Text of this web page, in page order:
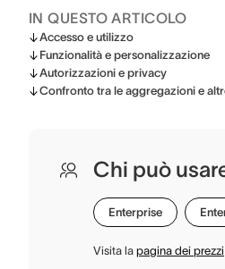
IN QUESTO ARTICOLO
Accesso e utilizzo
Funzionalità e personalizzazione
Autorizzazioni e privacy
Confronto tra le aggregazioni e
Chi può
Enterprise
Visita la pagina dei prezzi